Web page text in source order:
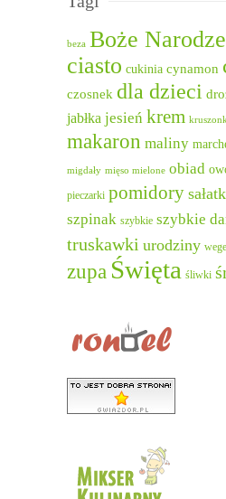
beza Boże
ciasto cukinia cynamon
czosnek dla dzieci
jabłka jesień krem
makaron maliny
migdały mięso mielone obiad
pieczarki pomidory
szpinak szybkie szybkie
truskawki urodziny wege
zupa Święta śliwki